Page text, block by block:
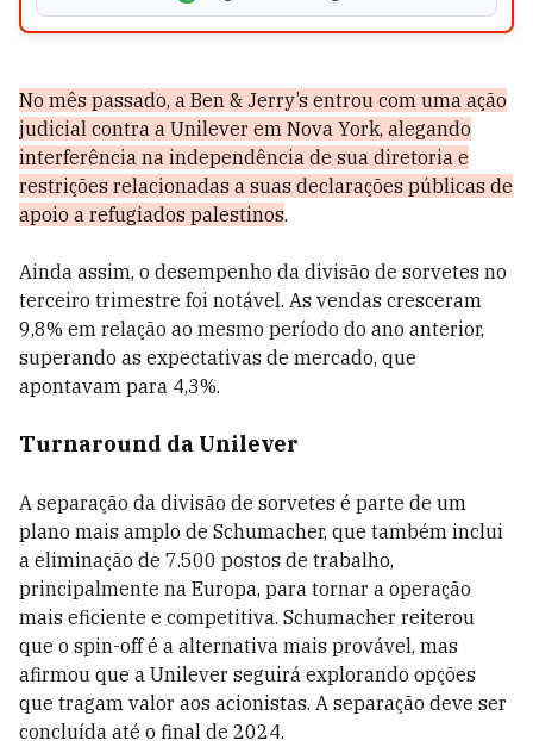
No mês passado, a Ben & Jerry’s entrou com uma ação
judicial contra a Unilever em Nova York, alegando
interferência na independência de sua diretoria e
restrições relacionadas a suas declarações públicas de
apoio a refugiados palestinos.
Ainda assim, o desempenho da divisão de sorvetes no
terceiro trimestre foi notável. As vendas cresceram
9,8% em relação ao mesmo período do ano anterior,
superando as expectativas de mercado, que
apontavam para 4,3%.
Turnaround da Unilever
A separação da divisão de sorvetes é parte de um
plano mais amplo de Schumacher, que também inclui
a eliminação de 7.500 postos de trabalho,
principalmente na Europa, para tornar a operação
mais eficiente e competitiva. Schumacher reiterou
que o spin-off é a alternativa mais provável, mas
afirmou que a Unilever seguirá explorando opções
que tragam valor aos acionistas. A separação deve ser
concluída até o final de 2024.